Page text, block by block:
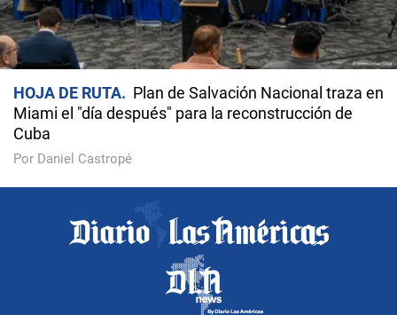
HOJA DE RUTA
Plan de Salvación Nacional traza en
Miami el "día después" para la reconstrucción de
Cuba
Por Daniel Castropé